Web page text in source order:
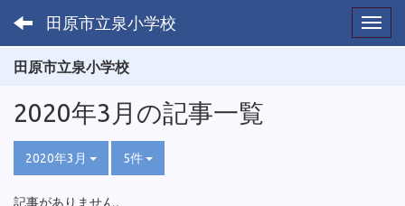
田原市立泉小学校
田原市立泉小学校
2020年3月の記事一覧
2020年3月 5件
記事がありません。